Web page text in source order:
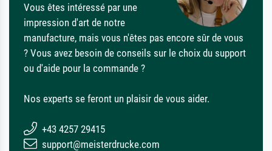
Vous êtes intéressé par une
impression d'art de notre
manufacture, mais vous n'êtes pas encore sûr de vous
? Vous avez besoin de conseils sur le choix du support
ou d'aide pour la commande ?
Nos experts se feront un plaisir de vous aider.
+43 4257 29415
support@meisterdrucke.com